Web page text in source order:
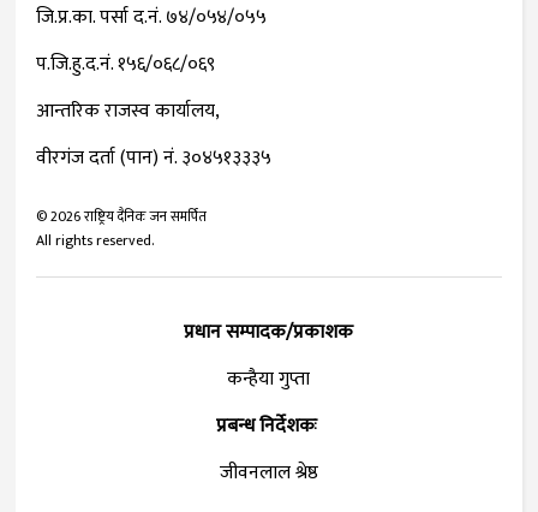
जि.प्र.का. पर्सा द.नं. ७४/०५४/०५५
प.जि.हु.द.नं. १५६/०६८/०६९
आन्तरिक राजस्व कार्यालय,
वीरगंज दर्ता (पान) नं. ३०४५१३३३५
©2026राष्ट्रिय दैनिक जन समर्पित
All rights reserved.
प्रधान सम्पादक/प्रकाशक
कन्हैया गुप्ता
प्रबन्ध निर्देशकः
जीवनलाल श्रेष्ठ